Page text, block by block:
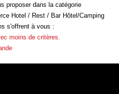
Gestion
AGENCE
proposer dans la catégorie
Hotel / Rest / Bar Hôtel/Camping
s'offrent à vous :
moins de critères.